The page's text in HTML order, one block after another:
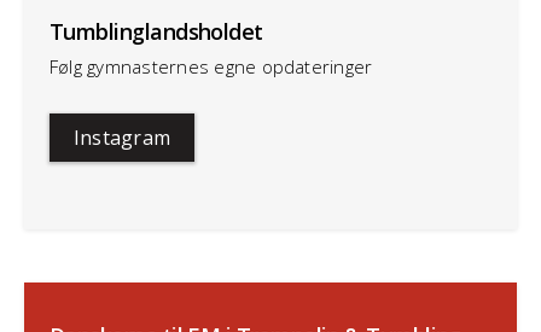
Tumblinglandsholdet
Følg gymnasternes egne opdateringer
Instagram